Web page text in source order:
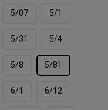
5/07 5/1
5/31 5/4
5/8 5/81
6/1 6/12